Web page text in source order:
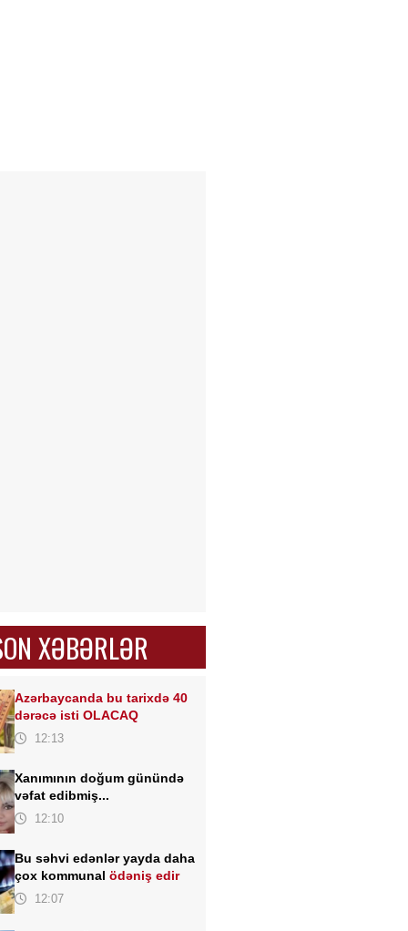
XƏBƏRLƏR
Azərbaycanda bu tarixdə 40
dərəcə isti OLACAQ
12:13
Xanımının doğum günündə
vəfat edibmiş...
12:10
Bu səhvi edənlər yayda daha
çox kommunalödəniş edir
12:07